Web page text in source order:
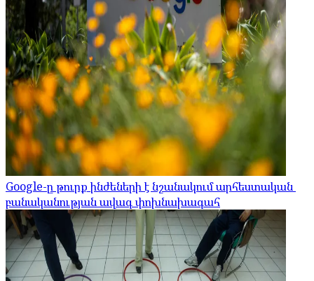
Google-ը թուրք ինժեների է նշանակում արհեստական ​​
բանականության ավագ փոխնախագահ